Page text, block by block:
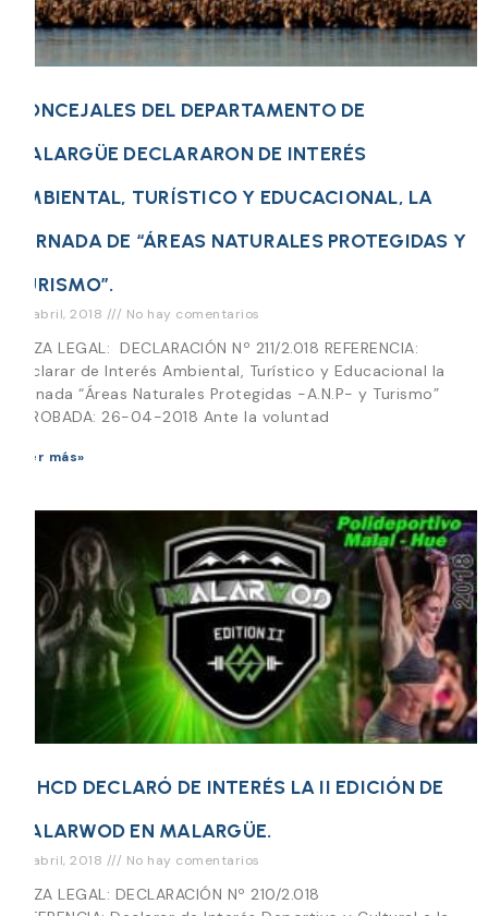
CONCEJALES DEL DEPARTAMENTO DE
MALARGÜE DECLARARON DE INTERÉS
AMBIENTAL, TURÍSTICO Y EDUCACIONAL, LA
JORNADA DE “ÁREAS NATURALES PROTEGIDAS Y
TURISMO”.
26 abril, 2018 No hay comentarios
PIEZA LEGAL: DECLARACIÓN Nº 211/2.018 REFERENCIA:
Declarar de Interés Ambiental, Turístico y Educacional la
Jornada “Áreas Naturales Protegidas -A.N.P- y Turismo”
APROBADA: 26-04-2018 Ante la voluntad
Leer más»
EL HCD DECLARÓ DE INTERÉS LA II EDICIÓN DE
MALARWOD EN MALARGÜE.
26 abril, 2018 No hay comentarios
PIEZA LEGAL: DECLARACIÓN Nº 210/2.018